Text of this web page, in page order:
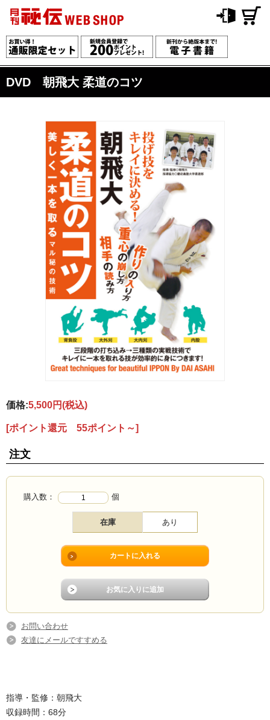
DVD 朝飛大 柔道のコツ
価格:5,500円(税込)
[ポイント還元 55ポイント～]
注文
購入数： 個
在庫 あり
お問い合わせ
友達にメールですすめる
指導・監修：朝飛大
収録時間：68分